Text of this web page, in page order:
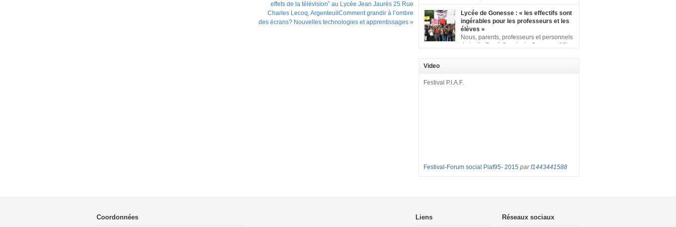
effets de la télévision” au Lycée Jean Jaurès 25 Rue
Charles Lecoq, ArgenteuilComment grandir à l’ombre
des écrans? Nouvelles technologies et apprentissages »
cette pétition pour dire « NON à la fermeture de classe
aux Longues Rayes ». Non à la dégradation continue
des conditions d’accueil et d’apprentissage de nos
enfants à l’école primaire. Chaque enfant a droit à […]
Lycée de Gonesse : « les effectifs sont
ingérables pour les professeurs et les
élèves »
Nous, parents, professeurs et personnels
du lycée René Cassin de Gonesse (95),
dénoncer les classes surchargées, en cette rentrée
et 35 élèves ! – de nombreuses classes de première et
Video
Festival P.I.A.F.
Festival-Forum social Piaf95- 2015 parf1443441588
Coordonnées Liens Réseaux sociaux